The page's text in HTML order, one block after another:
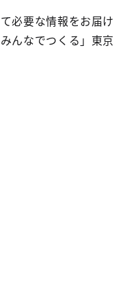
必要な情報をお届け
んなでつくる」東京